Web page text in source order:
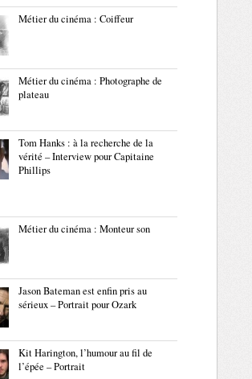
Métier du cinéma : Coiffeur
Métier du cinéma : Photographe de
plateau
Tom Hanks : à la recherche de la
vérité – Interview pour Capitaine
Phillips
Métier du cinéma : Monteur son
Jason Bateman est enfin pris au
sérieux – Portrait pour Ozark
Kit Harington, l’humour au fil de
l’épée – Portrait